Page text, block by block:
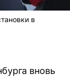
в
вновь